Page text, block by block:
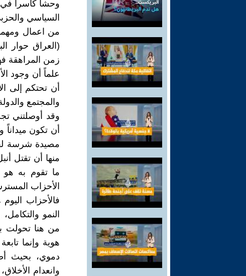
وحشاً كاسراً في
السياسي
من اعمال
(العراق حوار
زمن المراهقة
علماً أن وجود
أن تحتكم إلى
والمجتمع
وقد أوصلتني
أن تكون
مصيدة شرسة
منها أن تقتل
ما تقوم به هو
الأحزاب
فالأحزاب
النمو
من هنا تحولت
هوية وإنما
دموي، بحيث
وانعدام